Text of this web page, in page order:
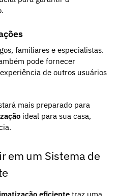
familiares e especialistas.
pode fornecer
de outros usuários
mais preparado para
ideal para sua casa,
em um Sistema de